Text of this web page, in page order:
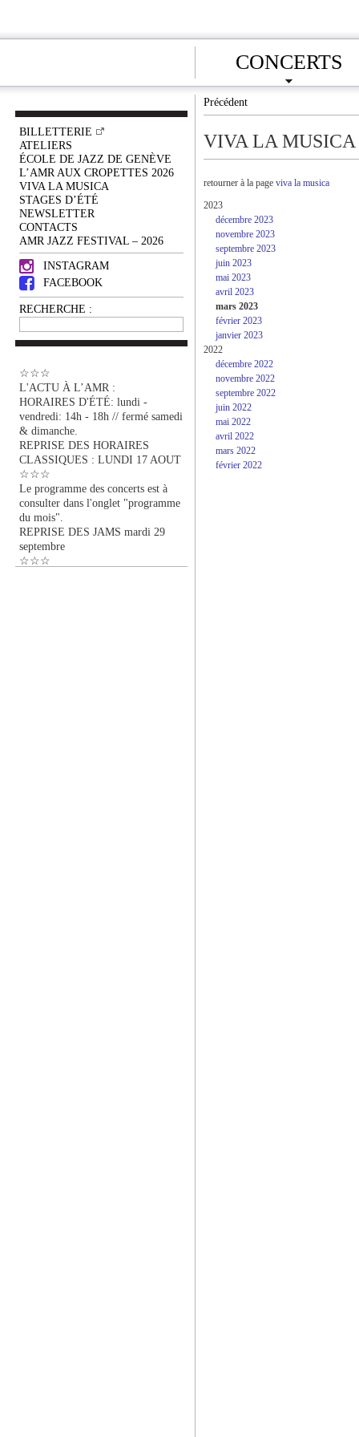
CONCERTS
BILLETTERIE
ATELIERS
ÉCOLE DE JAZZ DE GENÈVE
L’AMR AUX CROPETTES 2026
VIVA LA MUSICA
STAGES D’ÉTÉ
NEWSLETTER
CONTACTS
AMR JAZZ FESTIVAL – 2026
INSTAGRAM
FACEBOOK
RECHERCHE :
☆☆☆
L'ACTU À L’AMR :
HORAIRES D'ÉTÉ: lundi -
vendredi: 14h - 18h // fermé samedi
& dimanche.
REPRISE DES HORAIRES
CLASSIQUES : LUNDI 17 AOUT
☆☆☆
Le programme des concerts est à
consulter dans l'onglet "programme
du mois".
REPRISE DES JAMS mardi 29
septembre
☆☆☆
Précédent
VIVA LA MUSICA
retourner à la page viva la musica
2023
décembre 2023
novembre 2023
septembre 2023
juin 2023
mai 2023
avril 2023
mars 2023
février 2023
janvier 2023
2022
décembre 2022
novembre 2022
septembre 2022
juin 2022
mai 2022
avril 2022
mars 2022
février 2022